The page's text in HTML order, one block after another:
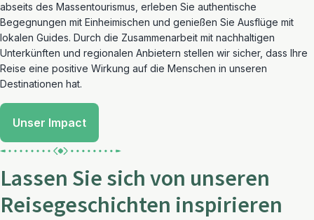
abseits des Massentourismus, erleben Sie authentische
Begegnungen mit Einheimischen und genießen Sie Ausflüge mit
lokalen Guides. Durch die Zusammenarbeit mit nachhaltigen
Unterkünften und regionalen Anbietern stellen wir sicher, dass Ihre
Reise eine positive Wirkung auf die Menschen in unseren
Destinationen hat.
Unser Impact
Lassen Sie sich von unseren
Reisegeschichten inspirieren